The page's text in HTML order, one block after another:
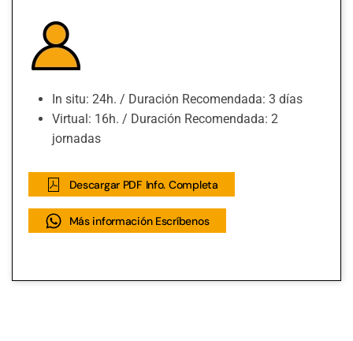
In situ: 24h. / Duración Recomendada: 3 días
Virtual: 16h. / Duración Recomendada: 2
jornadas
Descargar PDF Info. Completa
Más información Escríbenos